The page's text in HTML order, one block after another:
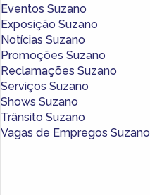
Eventos Suzano
Exposição Suzano
Notícias Suzano
Promoções Suzano
Reclamações Suzano
Serviços Suzano
Shows Suzano
Trânsito Suzano
Vagas de Empregos Suzano